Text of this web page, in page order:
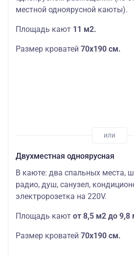
местной одноярусной каюты).
Площадь кают 11 м2.
Размер кроватей 70х190 см.
Двухместная одноярусная
В каюте: два спальных места,
радио, душ, санузел,
электророзетка на 220V.
Площадь кают от 8,5 м2 до 9,8
Размер кроватей 70х190 см.